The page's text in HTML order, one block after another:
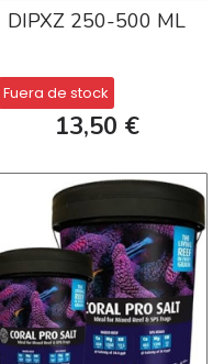
DIPXZ 250-500 ML
Fuera de stock
13,50 €